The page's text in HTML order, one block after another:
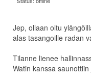
Jep, ollaan oltu
alas tasangoille radan
Tilanne lienee
Watin kanssa